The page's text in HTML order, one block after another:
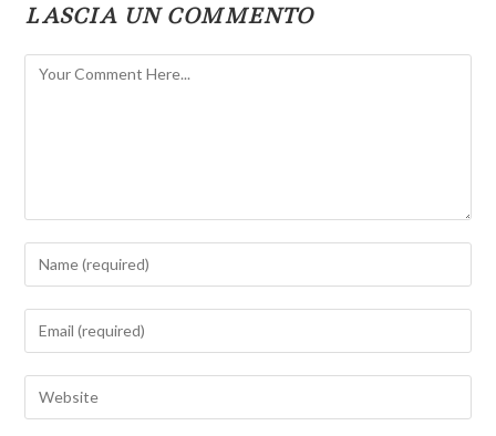
LASCIA UN COMMENTO